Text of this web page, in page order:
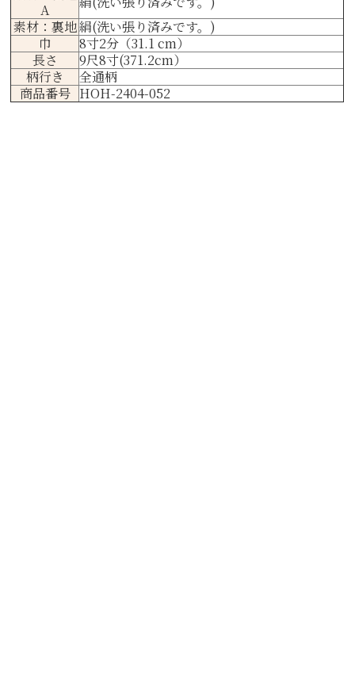
A
素材：裏地絹(洗い張り済みです。)
巾
8寸2分（31.1 cm）
長さ
9尺8寸(371.2cm）
柄行き
全通柄
商品番号 HOH-2404-052